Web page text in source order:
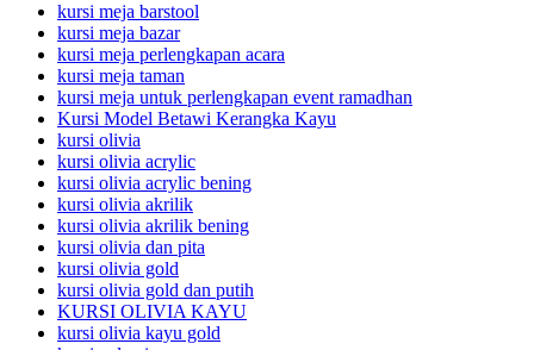
kursi meja barstool
kursi meja bazar
kursi meja perlengkapan acara
kursi meja taman
kursi meja untuk perlengkapan event ramadhan
Kursi Model Betawi Kerangka Kayu
kursi olivia
kursi olivia acrylic
kursi olivia acrylic bening
kursi olivia akrilik
kursi olivia akrilik bening
kursi olivia dan pita
kursi olivia gold
kursi olivia gold dan putih
KURSI OLIVIA KAYU
kursi olivia kayu gold